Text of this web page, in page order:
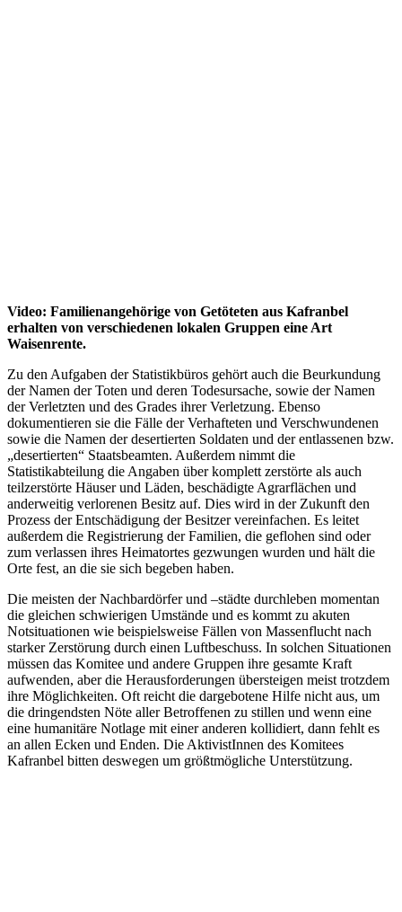
Video: Familienangehörige von Getöteten aus Kafranbel
erhalten von verschiedenen lokalen Gruppen eine Art
Waisenrente.
Zu den Aufgaben der Statistikbüros gehört auch die Beurkundung
der Namen der Toten und deren Todesursache, sowie der Namen
der Verletzten und des Grades ihrer Verletzung. Ebenso
dokumentieren sie die Fälle der Verhafteten und Verschwundenen
sowie die Namen der desertierten Soldaten und der entlassenen bzw.
„desertierten“ Staatsbeamten. Außerdem nimmt die
Statistikabteilung die Angaben über komplett zerstörte als auch
teilzerstörte Häuser und Läden, beschädigte Agrarflächen und
anderweitig verlorenen Besitz auf. Dies wird in der Zukunft den
Prozess der Entschädigung der Besitzer vereinfachen. Es leitet
außerdem die Registrierung der Familien, die geflohen sind oder
zum verlassen ihres Heimatortes gezwungen wurden und hält die
Orte fest, an die sie sich begeben haben.
Die meisten der Nachbardörfer und –städte durchleben momentan
die gleichen schwierigen Umstände und es kommt zu akuten
Notsituationen wie beispielsweise Fällen von Massenflucht nach
starker Zerstörung durch einen Luftbeschuss. In solchen Situationen
müssen das Komitee und andere Gruppen ihre gesamte Kraft
aufwenden, aber die Herausforderungen übersteigen meist trotzdem
ihre Möglichkeiten. Oft reicht die dargebotene Hilfe nicht aus, um
die dringendsten Nöte aller Betroffenen zu stillen und wenn eine
eine humanitäre Notlage mit einer anderen kollidiert, dann fehlt es
an allen Ecken und Enden. Die AktivistInnen des Komitees
Kafranbel bitten deswegen um größtmögliche Unterstützung.